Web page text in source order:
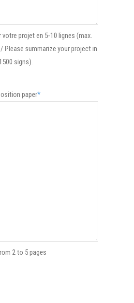
votre projet en 5-10 lignes (max.
Please summarize your project in
signs).
paper*
2 to 5 pages